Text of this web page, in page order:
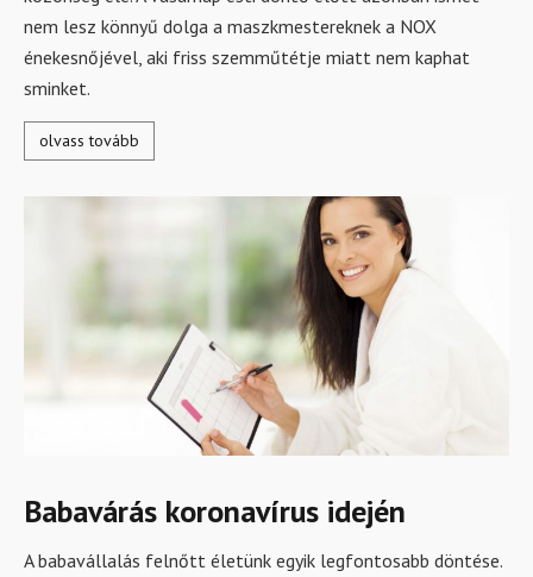
nem lesz könnyű dolga a maszkmestereknek a NOX
énekesnőjével, aki friss szemműtétje miatt nem kaphat
sminket.
olvass tovább
Babavárás koronavírus idején
A babavállalás felnőtt életünk egyik legfontosabb döntése.